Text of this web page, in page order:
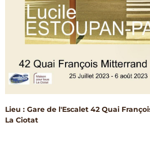
Lieu : Gare de l'Escalet 42 Quai
La Ciotat